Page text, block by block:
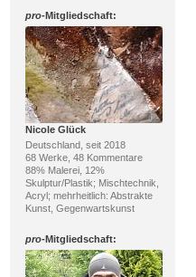
pro-Mitgliedschaft:
Nicole Glück
Deutschland, seit 2018
68 Werke, 48 Kommentare
88% Malerei, 12%
Skulptur/Plastik; Mischtechnik,
Acryl; mehrheitlich: Abstrakte
Kunst, Gegenwartskunst
pro-Mitgliedschaft: